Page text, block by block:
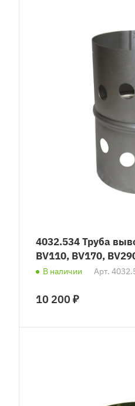
4032.534 Труба
BV110, BV170,
В наличии Арт.
10 200 ₽